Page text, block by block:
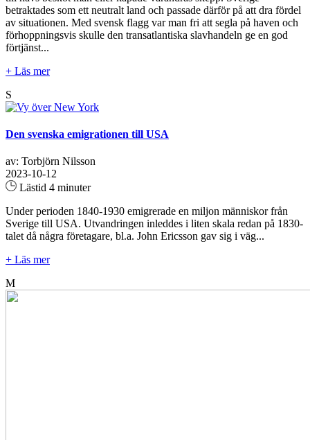
betraktades som ett neutralt land och passade därför på att dra fördel
av situationen. Med svensk flagg var man fri att segla på haven och
förhoppningsvis skulle den transatlantiska slavhandeln ge en god
förtjänst...
+ Läs mer
S
Den svenska emigrationen till USA
av: Torbjörn Nilsson
2023-10-12
Lästid 4 minuter
Under perioden 1840-1930 emigrerade en miljon människor från
Sverige till USA. Utvandringen inleddes i liten skala redan på 1830-
talet då några företagare, bl.a. John Ericsson gav sig i väg...
+ Läs mer
M